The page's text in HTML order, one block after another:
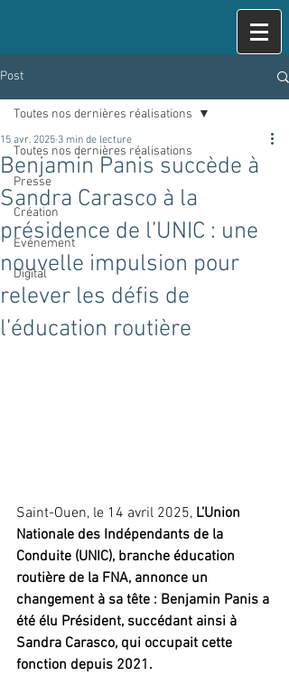
Post
Toutes nos dernières réalisations
Presse
Création
Evénement
Digital
Toutes nos dernières réalisations
Benjamin Panis succède à
Sandra Carasco à la
présidence de l’UNIC : une
nouvelle impulsion pour
relever les défis de
l’éducation routière
15 avr. 2025 3 min de lecture
Saint-Ouen, le 14 avril 2025, L’Union
Nationale des Indépendants de la
Conduite (UNIC), branche éducation
routière de la FNA, annonce un
changement à sa tête : Benjamin Panis a
été élu Président, succédant ainsi à
Sandra Carasco, qui occupait cette
fonction depuis 2021.